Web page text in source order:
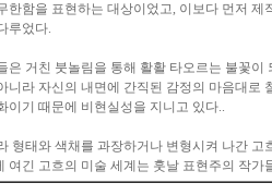
한함을 표현하는 대상이었고, 이보다 먼저
루었다.
은 거친 붓놀림을 통해 활활 타오르는 불꽃
니라 자신의 내면에 간직된 감정의 마음대로
이기 때문에 비현실성을 지니고 있다..
형태와 색채를 과장하거나 변형시켜 나간 고
여긴 고흐의 미술 세계는 훗날 표현주의 작가